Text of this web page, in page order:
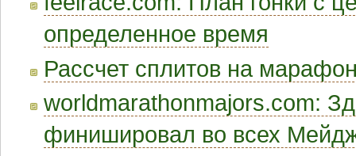
определенное время
Рассчет сплитов на
worldmarathonmajors.com:
финишировал во всех